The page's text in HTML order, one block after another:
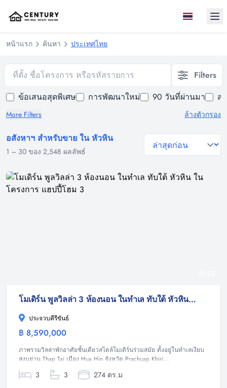
หน้าแรก ค้นหา ประเทศไทย
ที่ตั้ง ชื่อโครงการ หรือรหัสรายการ
Filters
ข้อเสนอสุดพิเศษ
การพัฒนาใหม่ 90 วันที่ผ่านมา ส
More Filters ล้างตัวกรอง
อสังหาฯ สำหรับขาย ใน หัวหิน
1 – 30 ของ 2,548 ผลลัพธ์
general.sort-by
โมเดิร์น พูลวิลล่า 3 ห้องนอน ในทำเล ทับใต้ หัวหิน ในโครงการ แฮปปี้โฮม 3
ประจวบคีรีขันธ์
฿ 8,590,000
ภาพรวมวิลล่าพักอาศัยชั้นเดียวสไตล์โมเดิร์นร่วมสมัย ตั้งอยู่ในทำเลเงียบ
สงบย่าน Thap Tai เมือง Hua Hin จังหวัด Prachuap Khiri...
3 3
274 ตร.ม